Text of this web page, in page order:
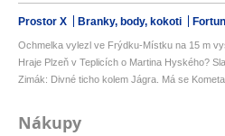
Prostor X Branky, body, kokoti
Ochmelka vylezl ve Frýdku-Místku na 15 m
Hraje Plzeň v Teplicích o Martina Hyského?
Zimák: Divné ticho kolem Jágra. Má se
Nákupy